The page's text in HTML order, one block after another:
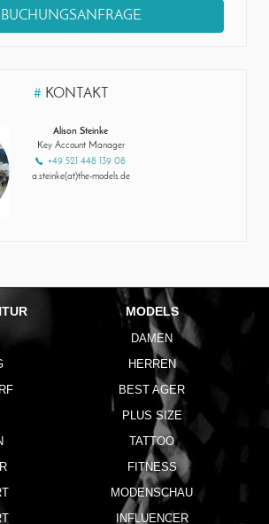
BUCHUNGSANFRAGE
#KONTAKT
Alison Steinke
Key Account Manager
+49 521 448 139 08
a.steinke(at)the-models.de
MODELS
DAMEN
HERREN
BEST AGER
PLUS SIZE
TATTOO
FITNESS
MODENSCHAU
INFLUENCER